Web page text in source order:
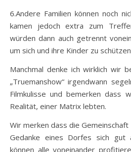
6.Andere Familien können noch
kamen jedoch extra zum
würden dann auch getrennt
um sich und ihre Kinder zu
Manchmal denke ich wirklich wir
„Truemanshow“ irgendwann
Filmkulisse und bemerken dass
Realität, einer Matrix lebten.
Wir merken dass die
Gedanke eines Dorfes sich gut
können alle voneinander